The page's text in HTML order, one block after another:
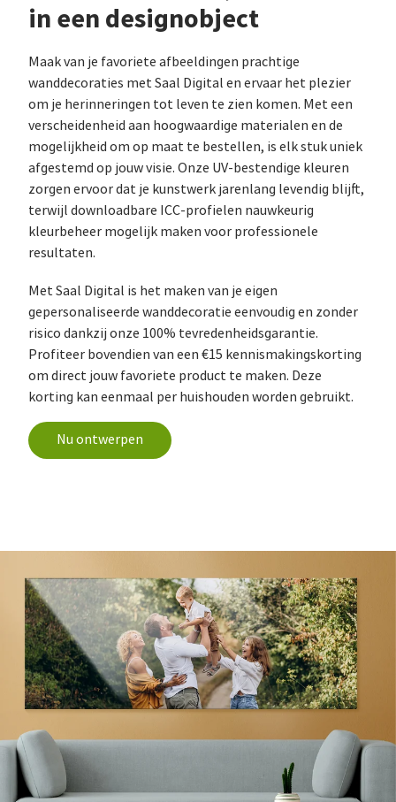
in een designobject
Maak van je favoriete afbeeldingen prachtige
wanddecoraties met Saal Digital en ervaar het plezier
om je herinneringen tot leven te zien komen. Met een
verscheidenheid aan hoogwaardige materialen en de
mogelijkheid om op maat te bestellen, is elk stuk uniek
afgestemd op jouw visie. Onze UV-bestendige kleuren
zorgen ervoor dat je kunstwerk jarenlang levendig blijft,
terwijl downloadbare ICC-profielen nauwkeurig
kleurbeheer mogelijk maken voor professionele
resultaten.
Met Saal Digital is het maken van je eigen
gepersonaliseerde wanddecoratie eenvoudig en zonder
risico dankzij onze 100% tevredenheidsgarantie.
Profiteer bovendien van een €15 kennismakingskorting
om direct jouw favoriete product te maken. Deze
korting kan eenmaal per huishouden worden gebruikt.
Nu ontwerpen